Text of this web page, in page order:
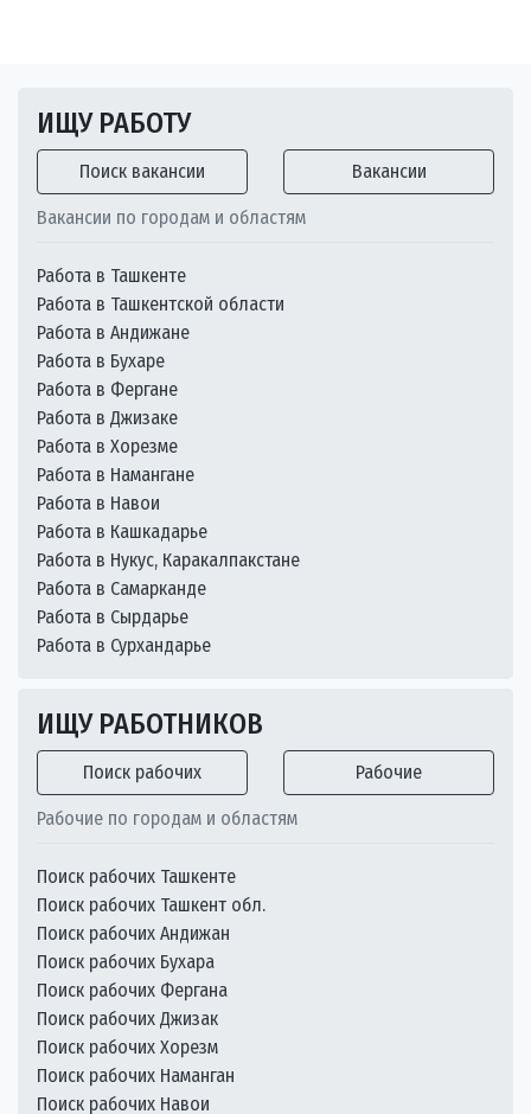
ИЩУ РАБОТУ
Поиск вакансии Вакансии
Вакансии по городам и областям
Работа в Ташкенте
Работа в Ташкентской области
Работа в Андижане
Работа в Бухаре
Работа в Фергане
Работа в Джизаке
Работа в Хорезме
Работа в Намангане
Работа в Навои
Работа в Кашкадарье
Работа в Нукус, Каракалпакстане
Работа в Самарканде
Работа в Сырдарье
Работа в Сурхандарье
ИЩУ РАБОТНИКОВ
Поиск рабочих Рабочие
Рабочие по городам и областям
Поиск рабочих Ташкенте
Поиск рабочих Ташкент обл.
Поиск рабочих Андижан
Поиск рабочих Бухара
Поиск рабочих Фергана
Поиск рабочих Джизак
Поиск рабочих Хорезм
Поиск рабочих Наманган
Поиск рабочих Навои